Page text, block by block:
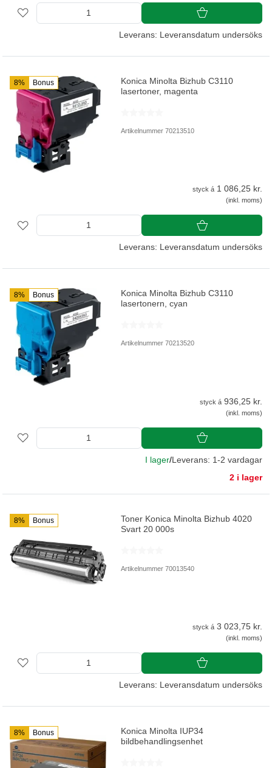
Leverans: Leveransdatum undersöks
8% Bonus
Konica Minolta Bizhub C3110
lasertoner, magenta
Artikelnummer 70213510
styck á 1 086,25 kr.
(inkl. moms)
Leverans: Leveransdatum undersöks
8% Bonus
Konica Minolta Bizhub C3110
lasertonern, cyan
Artikelnummer 70213520
styck á 936,25 kr.
(inkl. moms)
I lager/Leverans: 1-2 vardagar
2 i lager
8% Bonus
Toner Konica Minolta Bizhub 4020
Svart 20 000s
Artikelnummer 70013540
styck á 3 023,75 kr.
(inkl. moms)
Leverans: Leveransdatum undersöks
8% Bonus
Konica Minolta IUP34
bildbehandlingsenhet